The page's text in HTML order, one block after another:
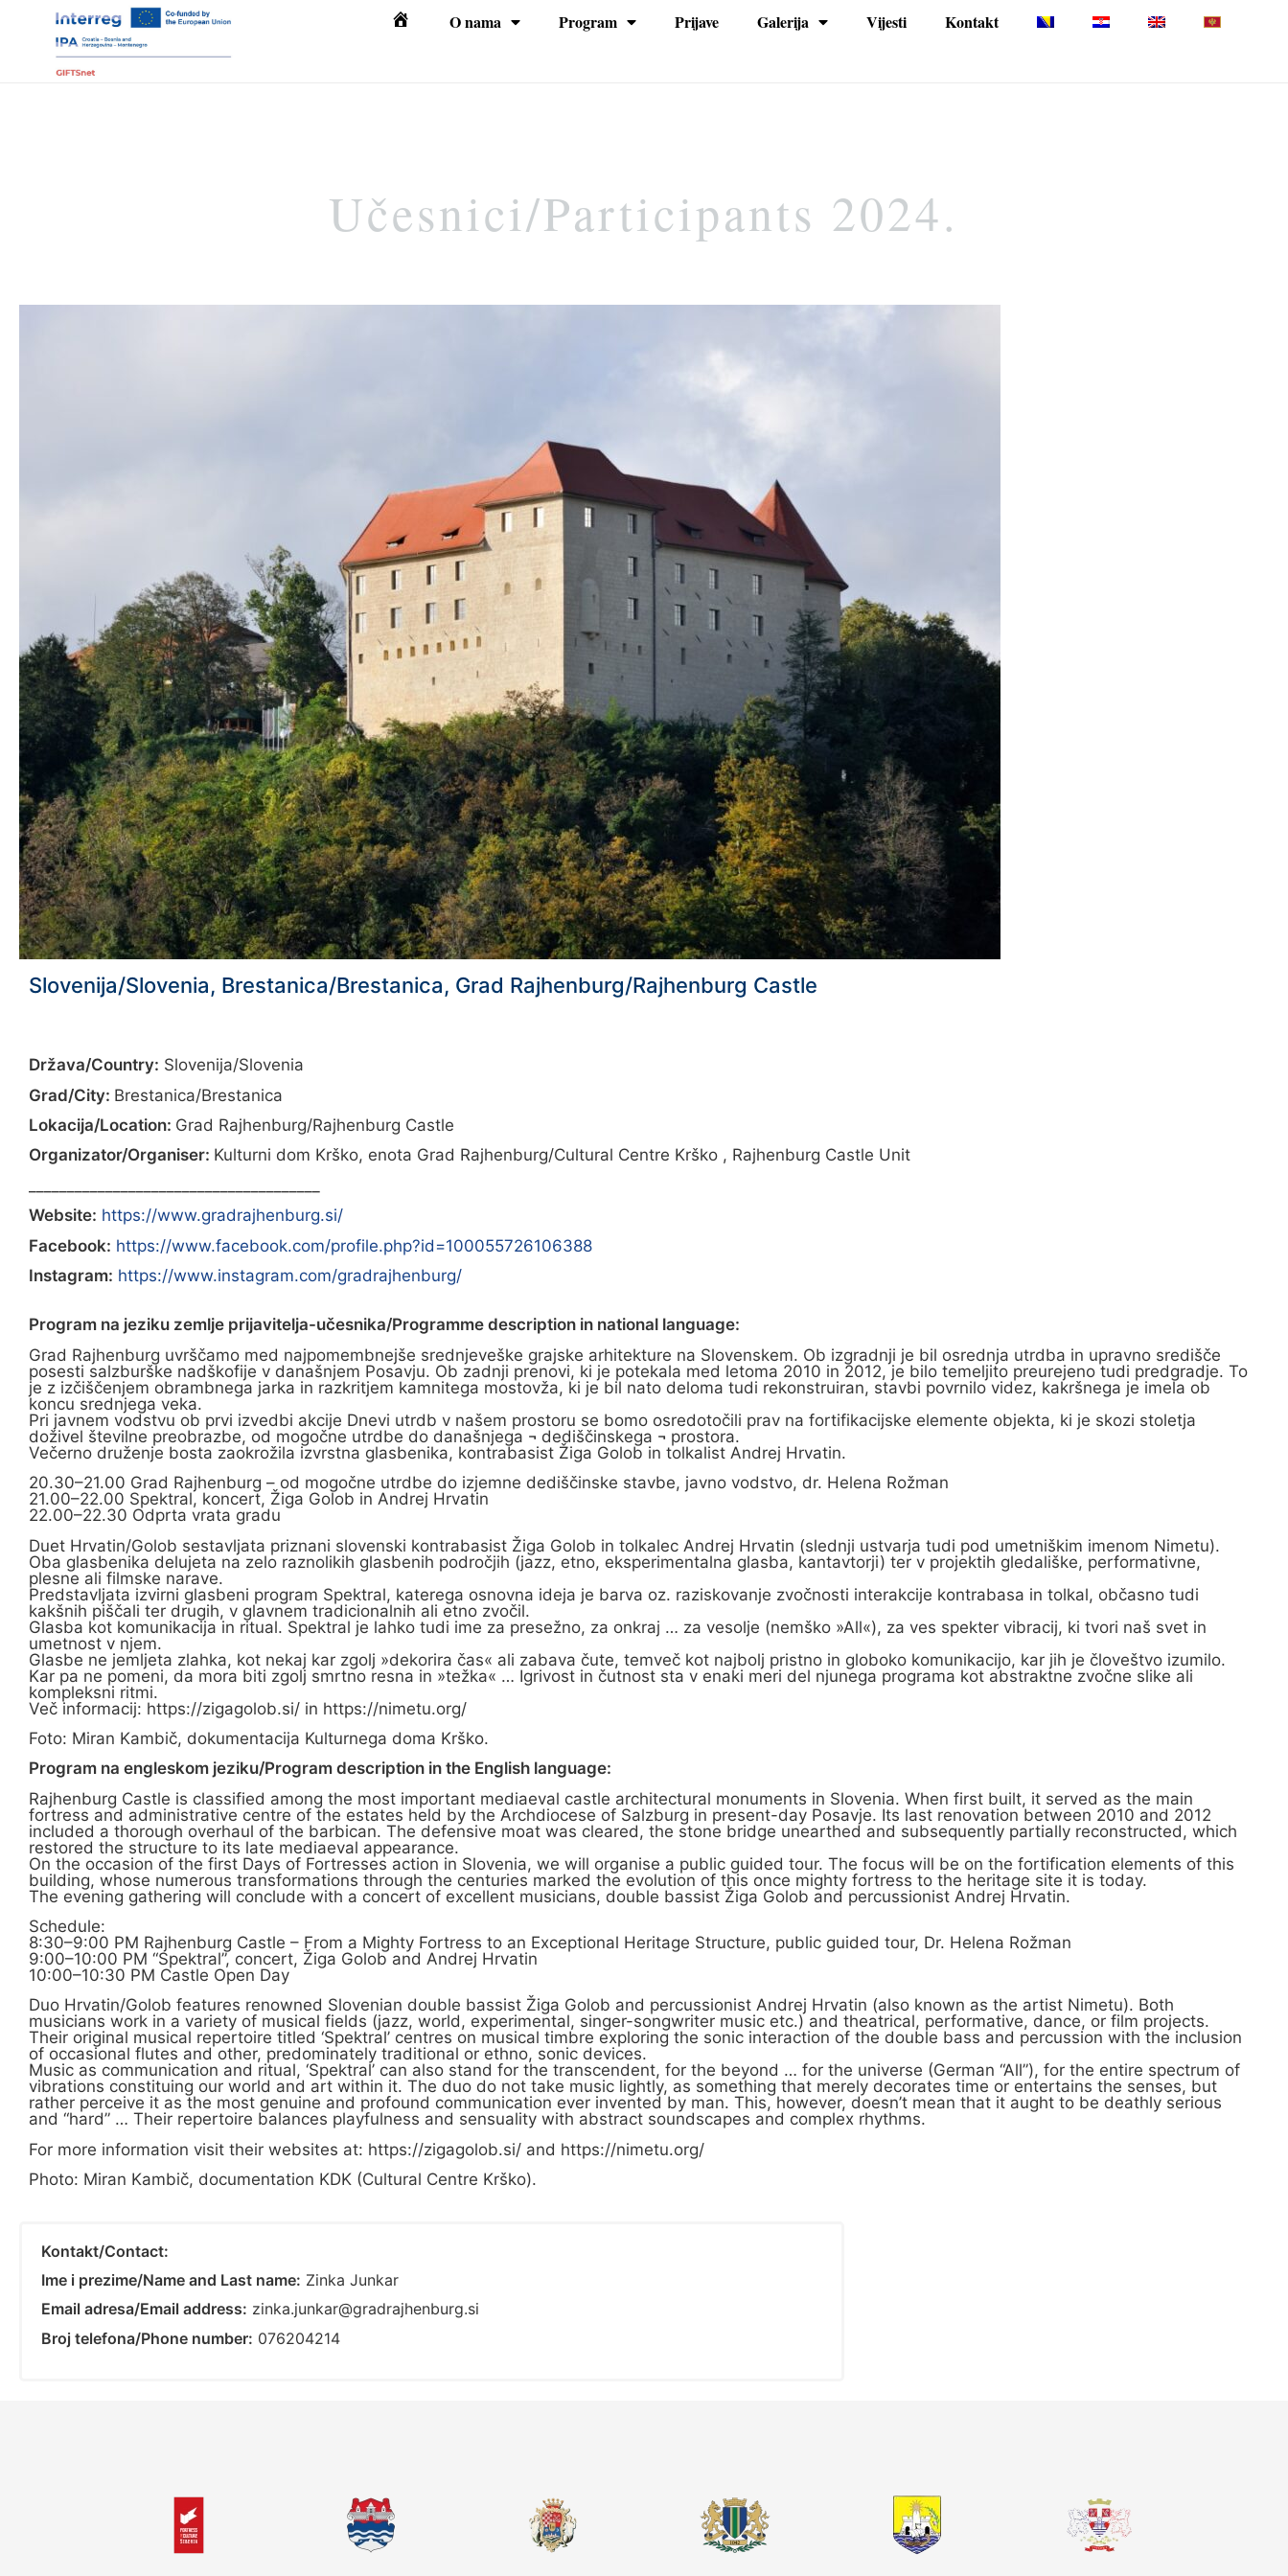
Početna O nama Program Prijave Galerija Vijesti Kontakt
Učesnici/Participants 2024.
Slovenija/Slovenia, Brestanica/Brestanica, Grad Rajhenburg/Rajhenburg Castle
Država/Country: Slovenija/Slovenia
Grad/City: Brestanica/Brestanica
Lokacija/Location: Grad Rajhenburg/Rajhenburg Castle
Organizator/Organiser: Kulturni dom Krško, enota Grad Rajhenburg/Cultural Centre Krško , Rajhenburg Castle Unit
Website: https://www.gradrajhenburg.si/
Facebook: https://www.facebook.com/profile.php?id=100055726106388
Instagram: https://www.instagram.com/gradrajhenburg/
Program na jeziku zemlje prijavitelja-učesnika/Programme description in national language:
Grad Rajhenburg uvrščamo med najpomembnejše srednjeveške grajske arhitekture na Slovenskem. Ob izgradnji je bil osrednja utrdba in upravno središče
posesti salzburške nadškofije v današnjem Posavju. Ob zadnji prenovi, ki je potekala med letoma 2010 in 2012, je bilo temeljito preurejeno tudi predgradje. To
je z izčiščenjem obrambnega jarka in razkritjem kamnitega mostovža, ki je bil nato deloma tudi rekonstruiran, stavbi povrnilo videz, kakršnega je imela ob
koncu srednjega veka.
Pri javnem vodstvu ob prvi izvedbi akcije Dnevi utrdb v našem prostoru se bomo osredotočili prav na fortifikacijske elemente objekta, ki je skozi stoletja
doživel številne preobrazbe, od mogočne utrdbe do današnjega ¬ dediščinskega ¬ prostora.
Večerno druženje bosta zaokrožila izvrstna glasbenika, kontrabasist Žiga Golob in tolkalist Andrej Hrvatin.
20.30–21.00 Grad Rajhenburg – od mogočne utrdbe do izjemne dediščinske stavbe, javno vodstvo, dr. Helena Rožman
21.00–22.00 Spektral, koncert, Žiga Golob in Andrej Hrvatin
22.00–22.30 Odprta vrata gradu
Duet Hrvatin/Golob sestavljata priznani slovenski kontrabasist Žiga Golob in tolkalec Andrej Hrvatin (slednji ustvarja tudi pod umetniškim imenom Nimetu).
Oba glasbenika delujeta na zelo raznolikih glasbenih področjih (jazz, etno, eksperimentalna glasba, kantavtorji) ter v projektih gledališke, performativne,
plesne ali filmske narave.
Predstavljata izvirni glasbeni program Spektral, katerega osnovna ideja je barva oz. raziskovanje zvočnosti interakcije kontrabasa in tolkal, občasno tudi
kakšnih piščali ter drugih, v glavnem tradicionalnih ali etno zvočil.
Glasba kot komunikacija in ritual. Spektral je lahko tudi ime za presežno, za onkraj … za vesolje (nemško »All«), za ves spekter vibracij, ki tvori naš svet in
umetnost v njem.
Glasbe ne jemljeta zlahka, kot nekaj kar zgolj »dekorira čas« ali zabava čute, temveč kot najbolj pristno in globoko komunikacijo, kar jih je človeštvo izumilo.
Kar pa ne pomeni, da mora biti zgolj smrtno resna in »težka« … Igrivost in čutnost sta v enaki meri del njunega programa kot abstraktne zvočne slike ali
kompleksni ritmi.
Več informacij: https://zigagolob.si/ in https://nimetu.org/
Foto: Miran Kambič, dokumentacija Kulturnega doma Krško.
Program na engleskom jeziku/Program description in the English language:
Rajhenburg Castle is classified among the most important mediaeval castle architectural monuments in Slovenia. When first built, it served as the main
fortress and administrative centre of the estates held by the Archdiocese of Salzburg in present-day Posavje. Its last renovation between 2010 and 2012
included a thorough overhaul of the barbican. The defensive moat was cleared, the stone bridge unearthed and subsequently partially reconstructed, which
restored the structure to its late mediaeval appearance.
On the occasion of the first Days of Fortresses action in Slovenia, we will organise a public guided tour. The focus will be on the fortification elements of this
building, whose numerous transformations through the centuries marked the evolution of this once mighty fortress to the heritage site it is today.
The evening gathering will conclude with a concert of excellent musicians, double bassist Žiga Golob and percussionist Andrej Hrvatin.
Schedule:
8:30–9:00 PM Rajhenburg Castle – From a Mighty Fortress to an Exceptional Heritage Structure, public guided tour, Dr. Helena Rožman
9:00–10:00 PM “Spektral”, concert, Žiga Golob and Andrej Hrvatin
10:00–10:30 PM Castle Open Day
Duo Hrvatin/Golob features renowned Slovenian double bassist Žiga Golob and percussionist Andrej Hrvatin (also known as the artist Nimetu). Both
musicians work in a variety of musical fields (jazz, world, experimental, singer-songwriter music etc.) and theatrical, performative, dance, or film projects.
Their original musical repertoire titled ‘Spektral’ centres on musical timbre exploring the sonic interaction of the double bass and percussion with the inclusion
of occasional flutes and other, predominately traditional or ethno, sonic devices.
Music as communication and ritual, ‘Spektral’ can also stand for the transcendent, for the beyond … for the universe (German “All”), for the entire spectrum of
vibrations constituing our world and art within it. The duo do not take music lightly, as something that merely decorates time or entertains the senses, but
rather perceive it as the most genuine and profound communication ever invented by man. This, however, doesn’t mean that it aught to be deathly serious
and “hard” … Their repertoire balances playfulness and sensuality with abstract soundscapes and complex rhythms.
For more information visit their websites at: https://zigagolob.si/ and https://nimetu.org/
Photo: Miran Kambič, documentation KDK (Cultural Centre Krško).
Kontakt/Contact:
Ime i prezime/Name and Last name: Zinka Junkar
Email adresa/Email address: zinka.junkar@gradrajhenburg.si
Broj telefona/Phone number: 076204214